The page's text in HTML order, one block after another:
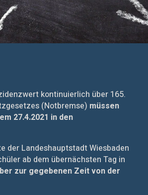
kontinuierlich über 165.
(Notbremse) müssen
27.4.2021 in den
der Landeshauptstadt Wiesbaden
ab dem übernächsten Tag in
zur gegebenen Zeit von der